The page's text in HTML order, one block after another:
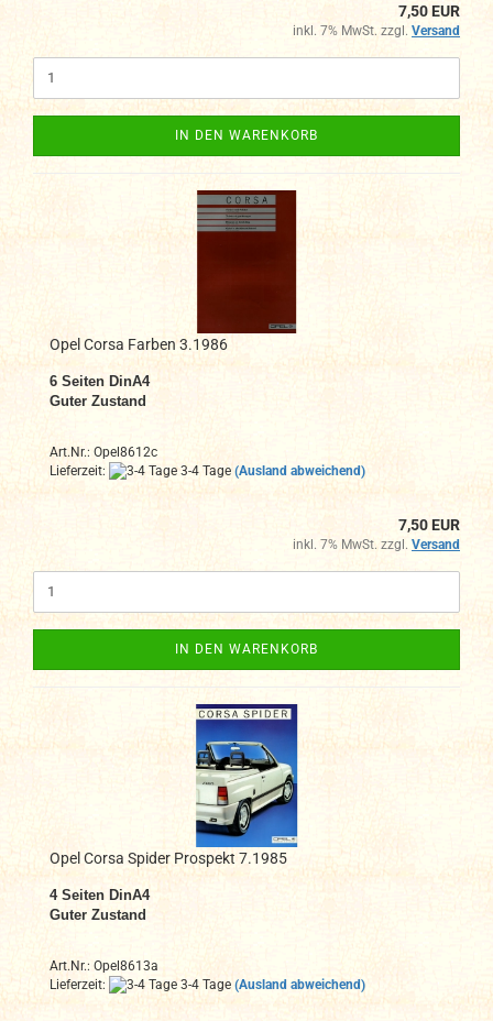
7,50 EUR
inkl. 7% MwSt. zzgl. Versand
IN DEN WARENKORB
Opel Corsa Farben 3.1986
6 Seiten DinA4
Guter Zustand
Art.Nr.: Opel8612c
Lieferzeit:
3-4 Tage (Ausland abweichend)
7,50 EUR
inkl. 7% MwSt. zzgl. Versand
IN DEN WARENKORB
Opel Corsa Spider Prospekt 7.1985
4 Seiten DinA4
Guter Zustand
Art.Nr.: Opel8613a
Lieferzeit:
3-4 Tage (Ausland abweichend)